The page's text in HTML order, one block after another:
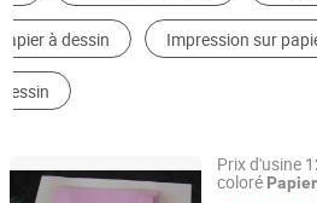
Machine à Cisailler
Imprimante Numérique
Prix d'usine
coloré Papier
Qingdao Newxinker International